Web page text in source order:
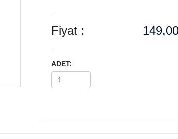
Fiyat :
ADET: